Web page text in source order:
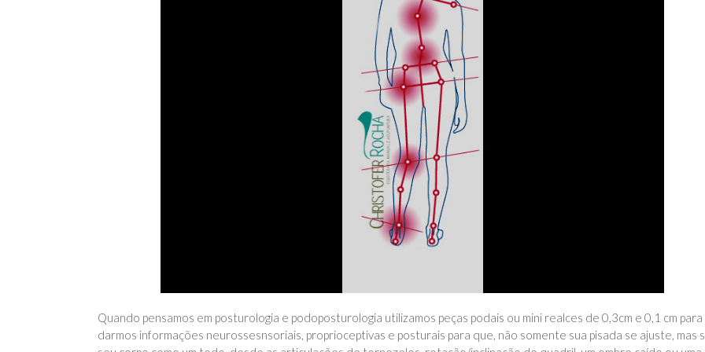
Quando pensamos em posturologia e podoposturologia utilizamos peças podais ou mini realces de 0,3cm e 0,1 cm para
darmos informações neurossesnsoriais, proprioceptivas e posturais para que, não somente sua pisada se ajuste, mas